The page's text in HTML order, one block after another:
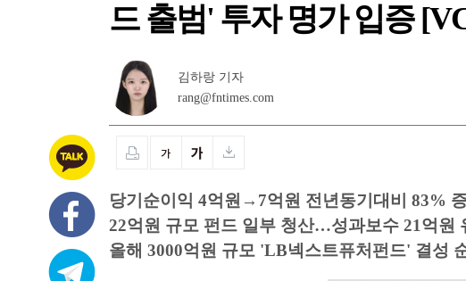
드 출범' 투자 명가 입증
김하랑 기자
rang@fntimes.com
당기순이익 4억원→7억원 전년동기대비 83%
22억원 규모 펀드 일부 청산…성과보수 21억원
올해 3000억원 규모 'LB넥스트퓨처펀드' 결성